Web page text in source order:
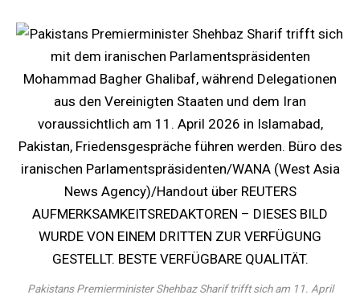
Pakistans Premierminister Shehbaz Sharif trifft sich am 11. April